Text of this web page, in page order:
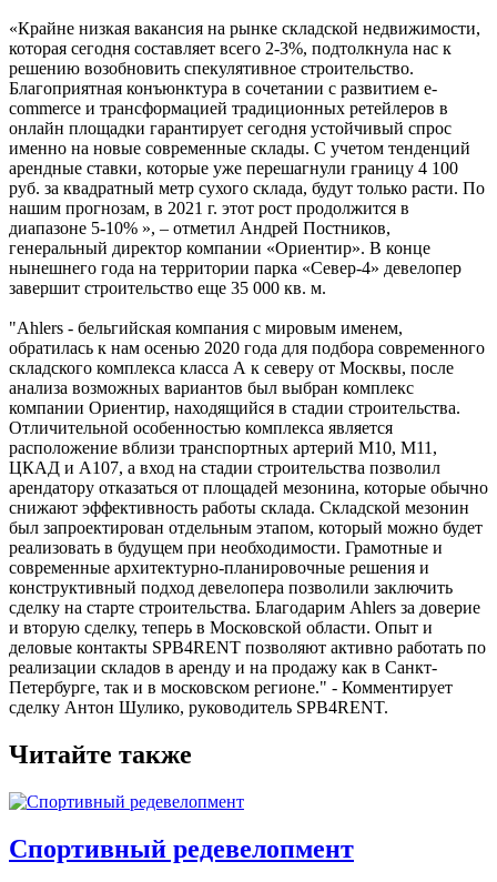
«Крайне низкая вакансия на рынке складской недвижимости,
которая сегодня составляет всего 2-3%, подтолкнула нас к
решению возобновить спекулятивное строительство.
Благоприятная конъюнктура в сочетании с развитием e-
commerce и трансформацией традиционных ретейлеров в
онлайн площадки гарантирует сегодня устойчивый спрос
именно на новые современные склады. С учетом тенденций
арендные ставки, которые уже перешагнули границу 4 100
руб. за квадратный метр сухого склада, будут только расти. По
нашим прогнозам, в 2021 г. этот рост продолжится в
диапазоне 5-10% », – отметил Андрей Постников,
генеральный директор компании «Ориентир». В конце
нынешнего года на территории парка «Север-4» девелопер
завершит строительство еще 35 000 кв. м.
"Ahlers - бельгийская компания с мировым именем,
обратилась к нам осенью 2020 года для подбора современного
складского комплекса класса А к северу от Москвы, после
анализа возможных вариантов был выбран комплекс
компании Ориентир, находящийся в стадии строительства.
Отличительной особенностью комплекса является
расположение вблизи транспортных артерий М10, М11,
ЦКАД и А107, а вход на стадии строительства позволил
арендатору отказаться от площадей мезонина, которые обычно
снижают эффективность работы склада. Складской мезонин
был запроектирован отдельным этапом, который можно будет
реализовать в будущем при необходимости. Грамотные и
современные архитектурно-планировочные решения и
конструктивный подход девелопера позволили заключить
сделку на старте строительства. Благодарим Ahlers за доверие
и вторую сделку, теперь в Московской области. Опыт и
деловые контакты SPB4RENT позволяют активно работать по
реализации складов в аренду и на продажу как в Санкт-
Петербурге, так и в московском регионе." - Комментирует
сделку Антон Шулико, руководитель SPB4RENT.
Читайте также
Спортивный редевелопмент